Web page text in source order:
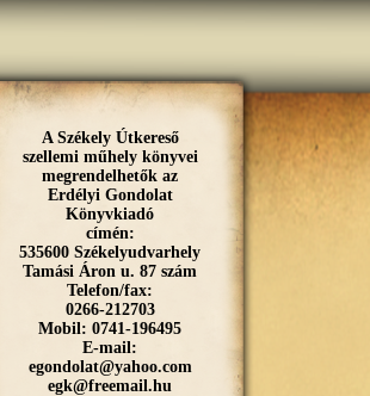
A Székely Útkereső
szellemi műhely könyvei
megrendelhetők az
Erdélyi Gondolat
Könyvkiadó
címén:
535600 Székelyudvarhely
Tamási Áron u. 87 szám
Telefon/fax:
0266-212703
Mobil: 0741-196495
E-mail:
egondolat@yahoo.com
egk@freemail.hu